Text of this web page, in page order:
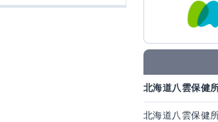
北海道八雲保健
北海道八雲保健